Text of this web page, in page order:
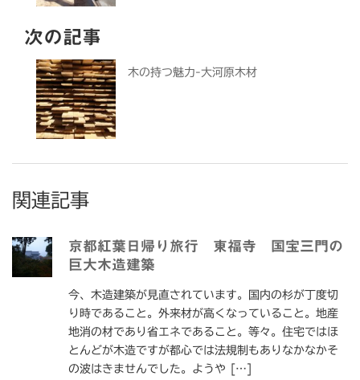
次の記事
木の持つ魅力-大河原木材
関連記事
京都紅葉日帰り旅行 東福寺 国宝三門の
巨大木造建築
今、木造建築が見直されています。国内の杉が丁度切
り時であること。外来材が高くなっていること。地産
地消の材であり省エネであること。等々。住宅ではほ
とんどが木造ですが都心では法規制もありなかなかそ
の波はきませんでした。ようや […]